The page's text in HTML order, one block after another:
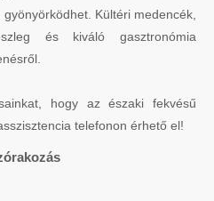
Kültéri medencék,
és kiváló gasztronómia
hogy az északi fekvésű
telefonon érhető el!